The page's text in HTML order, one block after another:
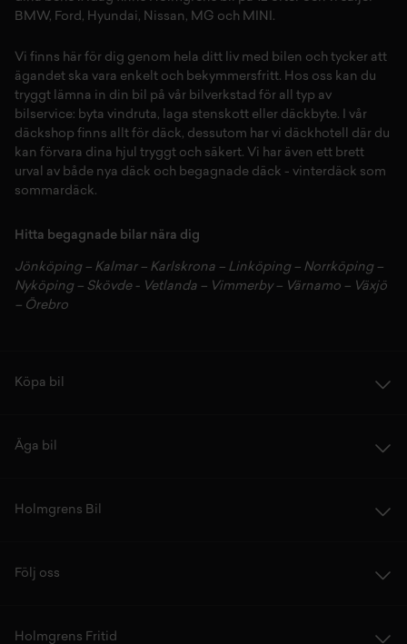
BMW, Ford, Hyundai, Nissan , MG och MINI.
Vi finns här för dig genom hela ditt liv med bilen och tycker att
ägandet ska vara enkelt och bekymmersfritt. Hos oss kan du
tryggt lämna in din bil på vår bilverkstad för all typ av
bilservice: byta vindruta, laga stenskott eller däckbyte. I vår
däckshop finns allt för däck, dessutom har vi däckhotell där du
kan förvara dina hjul tryggt och säkert. Vi har även ett brett
urval av både nya däck och begagnade däck - vinterdäck som
sommardäck.
Hitta begagnade bilar nära dig
Jönköping– Kalmar – Karlskrona – Linköping– Norrköping–
Nyköping– Skövde- Vetlanda – Vimmerby– Värnamo – Växjö
– Örebro
Köpa bil
Äga bil
Holmgrens Bil
Följ oss
Holmgrens Fritid